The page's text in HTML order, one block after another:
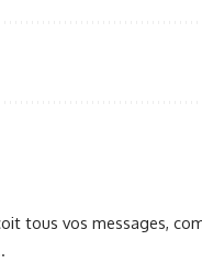
tous vos messages,